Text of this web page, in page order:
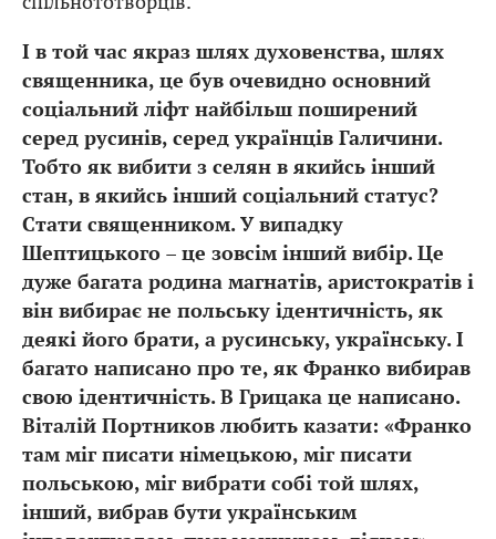
І в той час якраз шлях духовенства, шлях
священника, це був очевидно основний
соціальний ліфт найбільш поширений
серед русинів, серед українців Галичини.
Тобто як вибити з селян в якийсь інший
стан, в якийсь інший соціальний статус?
Стати священником. У випадку
Шептицького – це зовсім інший вибір. Це
дуже багата родина магнатів, аристократів і
він вибирає не польську ідентичність, як
деякі його брати, а русинську, українську. І
багато написано про те, як Франко вибирав
свою ідентичність. В Грицака це написано.
Віталій Портников любить казати: «Франко
там міг писати німецькою, міг писати
польською, міг вибрати собі той шлях,
інший, вибрав бути українським